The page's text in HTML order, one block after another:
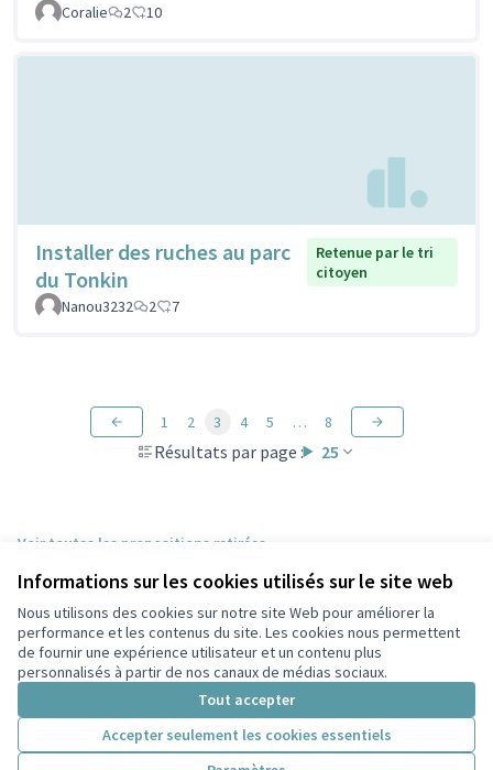
Informations sur les cookies utilisés sur le site web
Nous utilisons des cookies sur notre site Web pour améliorer la
performance et les contenus du site. Les cookies nous permettent
de fournir une expérience utilisateur et un contenu plus
personnalisés à partir de nos canaux de médias sociaux.
Tout accepter
Accepter seulement les cookies essentiels
Coralie
2 10
Installer des ruches au parc
du Tonkin
Retenue par le tri
citoyen
Nanou3232
2 7
Résultats par page : 25
1 2 3 4 5 … 8
Voir toutes les propositions retirées
Conditions d'utilisation
Paramètres des cookies
Participez Villeurbanne sur X
(Lien externe)
Participez Villeurbanne sur Facebook
Participez Villeurbanne sur Instagram
Participez Villeurbanne sur YouTube
(Lien externe)
Licence
(Lien